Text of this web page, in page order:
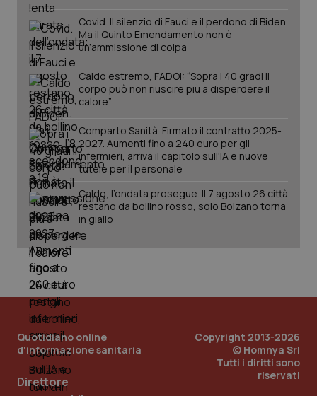
Covid. Il silenzio di Fauci e il perdono di Biden.
Ma il Quinto Emendamento non è
un’ammissione di colpa
Caldo estremo, FADOI: “Sopra i 40 gradi il
corpo può non riuscire più a disperdere il
calore”
Comparto Sanità. Firmato il contratto 2025-
2027. Aumenti fino a 240 euro per gli
infermieri, arriva il capitolo sull'IA e nuove
tutele per il personale
Caldo, l’ondata prosegue. Il 7 agosto 26 città
restano da bollino rosso, solo Bolzano torna
in giallo
Quotidiano online
d'informazione sanitaria
Direttore
Copyright 2013-2026
© Homnya Srl
Tutti i diritti sono
riservati
_ga_KM60CM4NPH .quotidianosanita.it
Nome
Fornitore/
mese
cookie
viene
utilizzato
da Google
Analytics
Nome
VISITOR_INFO1_LIVE
Google LLC
5 mesi 4
settimane